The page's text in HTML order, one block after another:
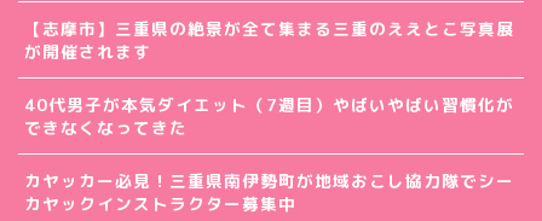
【志摩市】三重県の絶景が全て集まる三重のええとこ写真展
が開催されます
40代男子が本気ダイエット（7週目）やばいやばい習慣化が
できなくなってきた
カヤッカー必見！三重県南伊勢町が地域おこし協力隊でシー
カヤックインストラクター募集中